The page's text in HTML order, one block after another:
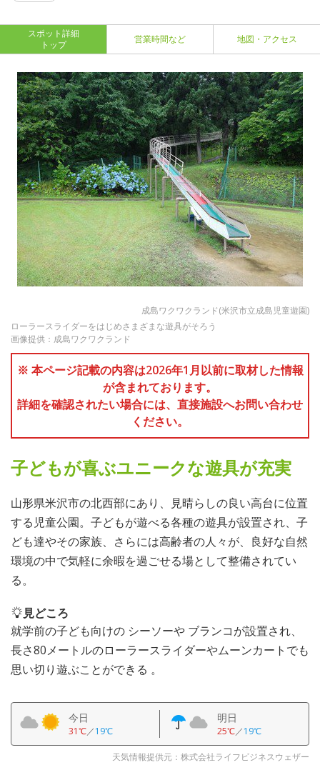
スポット詳細
トップ
営業時間など 地図・アクセス
成島ワクワクランド(米沢市立成島児童遊園)
ローラースライダーをはじめさまざまな遊具がそろう
画像提供：成島ワクワクランド
※ 本ページ記載の内容は2026年1月以前に取材した情報
が含まれております。
詳細を確認されたい場合には、直接施設へお問い合わせ
ください。
子どもが喜ぶユニークな遊具が充実
山形県米沢市の北西部にあり、見晴らしの良い高台に位置
する児童公園。子どもが遊べる各種の遊具が設置され、子
ども達やその家族、さらには高齢者の人々が、良好な自然
環境の中で気軽に余暇を過ごせる場として整備されてい
る。
見どころ
就学前の子ども向けの シーソーや ブランコが設置され、
長さ80メートルのローラースライダーやムーンカートでも
思い切り遊ぶことができる 。
今日
31℃／19℃
明日
25℃／19℃
天気情報提供元：株式会社ライフビジネスウェザー